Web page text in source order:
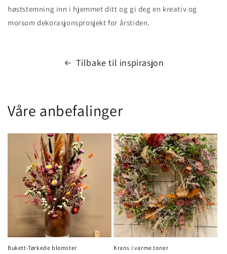
høststemning inn i hjemmet ditt og gi deg en kreativ og
morsom dekorasjonsprosjekt for årstiden.
Tilbake til inspirasjon
Våre anbefalinger
Bukett-Tørkede blomster Krans i varme toner